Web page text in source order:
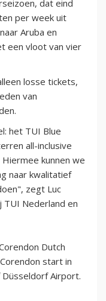
dat eind
per week uit
Aruba en
een vloot van vier
losse tickets,
van
het TUI Blue
all-inclusive
kunnen we
naar kwalitatief
zegt Luc
TUI Nederland en
Dutch
start in
Airport.